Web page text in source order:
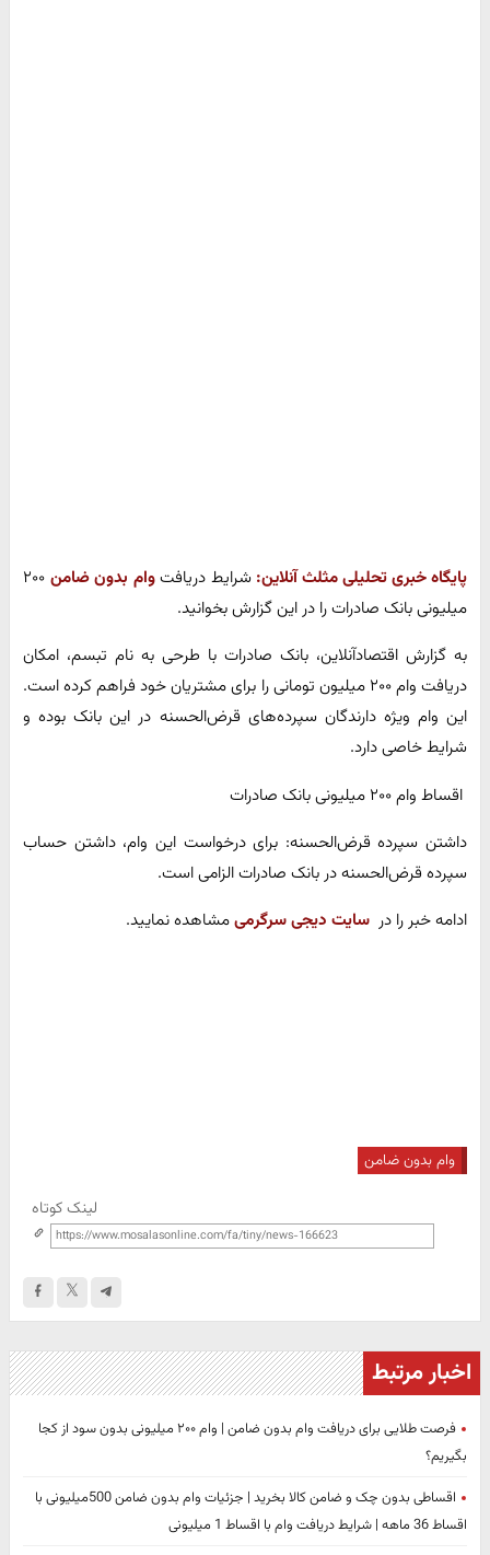
پایگاه خبری تحلیلی مثلث آنلاین: شرایط دریافتوام بدون ضامن ۲۰۰
میلیونی بانک صادرات را در این گزارش بخوانید.
به گزارش اقتصادآنلاین، بانک صادرات با طرحی به نام تبسم، امکان
دریافت وام ۲۰۰ میلیون تومانی را برای مشتریان خود فراهم کرده است.
این وام ویژه دارندگان سپرده‌های قرض‌الحسنه در این بانک بوده و
شرایط خاصی دارد.
اقساط وام ۲۰۰ میلیونی بانک صادرات
داشتن سپرده قرض‌الحسنه: برای درخواست این وام، داشتن حساب
سپرده قرض‌الحسنه در بانک صادرات الزامی است.
ادامه خبر را در سایت دیجی سرگرمیمشاهده نمایید.
وام بدون ضامن
لینک کوتاه
اخبار مرتبط
فرصت طلایی برای دریافت وام بدون ضامن | وام ۲۰۰ میلیونی بدون سود از کجا
بگیریم؟
اقساطی بدون چک و ضامن کالا بخرید | جزئیات وام بدون ضامن 500میلیونی با
اقساط 36 ماهه | شرایط دریافت وام با اقساط 1 میلیونی